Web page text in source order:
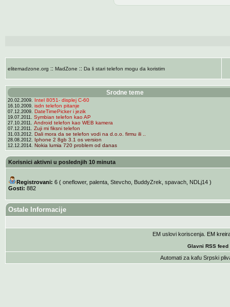
elitemadzone.org :: MadZone :: Da li stari telefon mogu da koristim
Srodne teme
20.02.2009. Intel 8051- displej C-60
16.10.2009. isdn telefon pitanje
07.12.2009. DateTimePicker i jezik
19.07.2011. Symbian telefon kao AP
27.10.2011. Android telefon kao WEB kamera
07.12.2011. Zuji mi fiksni telefon
31.03.2012. Dali mora da se telefon vodi na d.o.o. firmu ili ..
28.08.2012. Iphone 2 8gb 3.1 os version
12.12.2014. Nokia lumia 720 problem od danas
Korisnici aktivni u poslednjih 10 minuta
Registrovani: 6 ( oneflower, palenta, Stevcho, BuddyZrek spavach, NDLj14)
Gosti: 882
Ostale Informacije
EM uslovi koriscenja . EM
Glavni RSS feed
Automati za kafu Srpski